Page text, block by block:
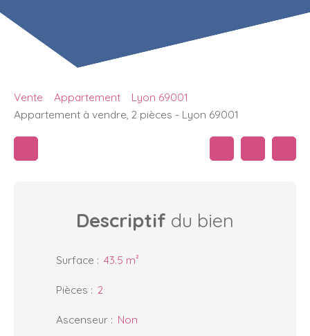
Vente Appartement
Lyon 69001
Appartement à vendre, 2 pièces - Lyon 69001
Descriptif du bien
Surface : 43.5 m²
Pièces : 2
Ascenseur : Non